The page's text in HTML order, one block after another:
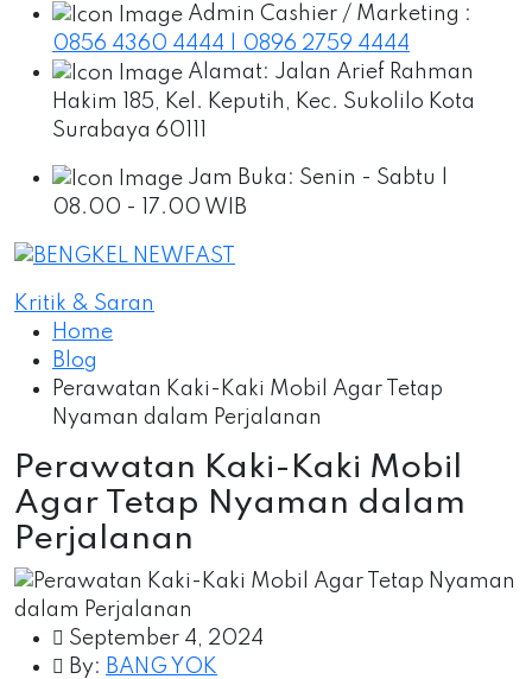
Admin Cashier / Marketing :
0856 4360 4444 | 0896 2759 4444
Alamat: Jalan Arief Rahman
Hakim 185, Kel. Keputih, Kec. Sukolilo Kota
Surabaya 60111
Jam Buka: Senin - Sabtu |
08.00 - 17.00 WIB
Kritik & Saran
Home
Blog
Perawatan Kaki-Kaki Mobil Agar Tetap
Nyaman dalam Perjalanan
Perawatan Kaki-Kaki Mobil
Agar Tetap Nyaman dalam
Perjalanan
September 4, 2024
By: BANG YOK